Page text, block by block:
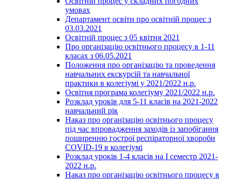
умовах
Департамент освіти про освітній процес з
03.03.2021
Освітній процес з 05 квітня 2021
Про організацію освітнього процесу в 1-11
класах з 06.05.2021
Положення про організацію та проведення
навчальних екскурсій та навчальної
практики в колегіумі у 2021/2022 н.р.
Освітня програма колегіуму 2021/2022 н.р.
Розклад уроків для 5-11 класів на 2021-2022
навчальний рік
Наказ про організацію освітнього процесу
під час впровадження заходів із запобігання
поширенню гострої респіраторної хвороби
COVID-19 в колегіумі
Розклад уроків 1-4 класів на І семестр 2021-
2022 н.р.
Наказ про організацію освітнього процесу в